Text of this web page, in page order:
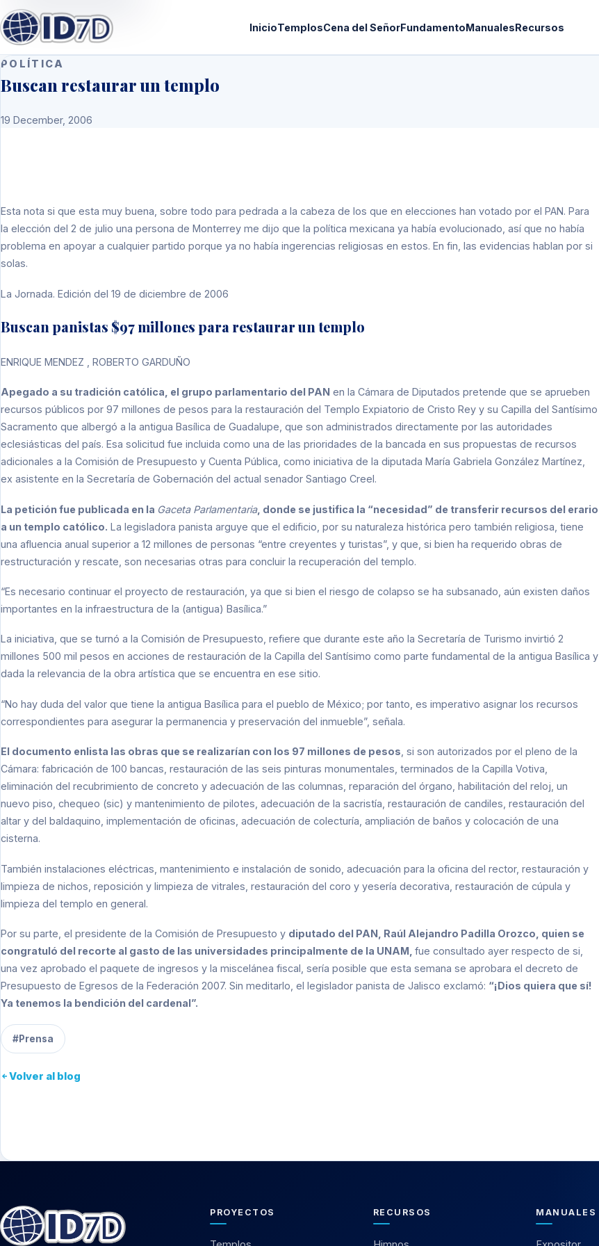
InicioTemplosCena del SeñorFundamentoManualesRecursos
POLÍTICA
Buscan restaurar un templo
19 December, 2006
Esta nota si que esta muy buena, sobre todo para pedrada a la cabeza de los que en elecciones han votado por el PAN. Para
la elección del 2 de julio una persona de Monterrey me dijo que la política mexicana ya había evolucionado, así que no había
problema en apoyar a cualquier partido porque ya no había ingerencias religiosas en estos. En fin, las evidencias hablan por si
solas.
La Jornada. Edición del 19 de diciembre de 2006
Buscan panistas $97 millones para restaurar un templo
ENRIQUE MENDEZ , ROBERTO GARDUÑO
Apegado a su tradición católica, el grupo parlamentario del PAN en la Cámara de Diputados pretende que se aprueben
recursos públicos por 97 millones de pesos para la restauración del Templo Expiatorio de Cristo Rey y su Capilla del Santísimo
Sacramento que albergó a la antigua Basílica de Guadalupe, que son administrados directamente por las autoridades
eclesiásticas del país. Esa solicitud fue incluida como una de las prioridades de la bancada en sus propuestas de recursos
adicionales a la Comisión de Presupuesto y Cuenta Pública, como iniciativa de la diputada María Gabriela González Martínez,
ex asistente en la Secretaría de Gobernación del actual senador Santiago Creel.
La petición fue publicada en la Gaceta Parlamentaria, donde se justifica la “necesidad” de transferir recursos del erario
a un templo católico. La legisladora panista arguye que el edificio, por su naturaleza histórica pero también religiosa, tiene
una afluencia anual superior a 12 millones de personas “entre creyentes y turistas”, y que, si bien ha requerido obras de
restructuración y rescate, son necesarias otras para concluir la recuperación del templo.
“Es necesario continuar el proyecto de restauración, ya que si bien el riesgo de colapso se ha subsanado, aún existen daños
importantes en la infraestructura de la (antigua) Basílica.”
La iniciativa, que se turnó a la Comisión de Presupuesto, refiere que durante este año la Secretaría de Turismo invirtió 2
millones 500 mil pesos en acciones de restauración de la Capilla del Santísimo como parte fundamental de la antigua Basílica y
dada la relevancia de la obra artística que se encuentra en ese sitio.
“No hay duda del valor que tiene la antigua Basílica para el pueblo de México; por tanto, es imperativo asignar los recursos
correspondientes para asegurar la permanencia y preservación del inmueble”, señala.
El documento enlista las obras que se realizarían con los 97 millones de pesos , si son autorizados por el pleno de la
Cámara: fabricación de 100 bancas, restauración de las seis pinturas monumentales, terminados de la Capilla Votiva,
eliminación del recubrimiento de concreto y adecuación de las columnas, reparación del órgano, habilitación del reloj, un
nuevo piso, chequeo (sic) y mantenimiento de pilotes, adecuación de la sacristía, restauración de candiles, restauración del
altar y del baldaquino, implementación de oficinas, adecuación de colecturía, ampliación de baños y colocación de una
cisterna.
También instalaciones eléctricas, mantenimiento e instalación de sonido, adecuación para la oficina del rector, restauración y
limpieza de nichos, reposición y limpieza de vitrales, restauración del coro y yesería decorativa, restauración de cúpula y
limpieza del templo en general.
Por su parte, el presidente de la Comisión de Presupuesto y diputado del PAN, Raúl Alejandro Padilla Orozco, quien se
congratuló del recorte al gasto de las universidades ­principalmente de la UNAM­, fue consultado ayer respecto de si,
una vez aprobado el paquete de ingresos y la miscelánea fiscal, sería posible que esta semana se aprobara el decreto de
Presupuesto de Egresos de la Federación 2007. Sin meditarlo, el legislador panista de Jalisco exclamó: “¡Dios quiera que sí!
Ya tenemos la bendición del cardenal”.
#Prensa
Volver al blog
PROYECTOS RECURSOS MANUALES